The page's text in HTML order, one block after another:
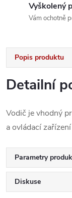
Vyškolený
Vám ochotně
Popis produktu
Detailní
Vodič je vhodný
a ovládací
Parametry
Diskuse